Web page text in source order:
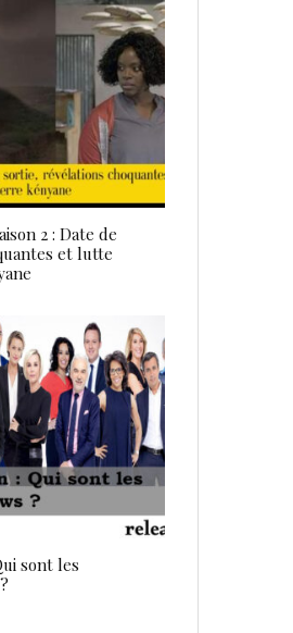
2 : Date de
et lutte
sont les